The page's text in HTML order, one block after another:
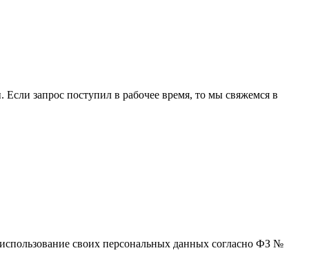
запрос поступил в рабочее время, то мы свяжемся в
своих персональных данных согласно ФЗ №